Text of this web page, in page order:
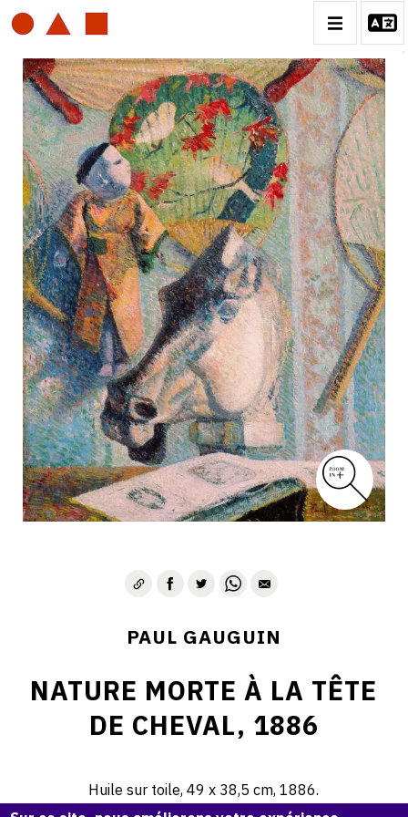
PAUL GAUGUIN
BIOGRAPHIE
CATALOGUE DES OEUVRES
ESTAMPE
PEINTURE
CONTACT
PAUL GAUGUIN
NATURE MORTE À LA TÊTE
DE CHEVAL, 1886
Huile sur toile, 49 x 38,5 cm, 1886.